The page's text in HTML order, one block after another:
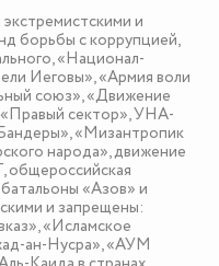
и
борьбы с коррупцией,
«Национал-
Иеговы», «Армия воли
союз», «Движение
«Правый сектор», УНА-
«Мизантропик
народа», движение
общероссийская
«Азов» и
и запрещены:
«Исламское
ан-Нусра», «АУМ